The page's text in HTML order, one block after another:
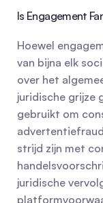
Is Engagement
Hoewel
van bijna elk
over het
juridische grijze
gebruikt om
strijd zijn met
juridische